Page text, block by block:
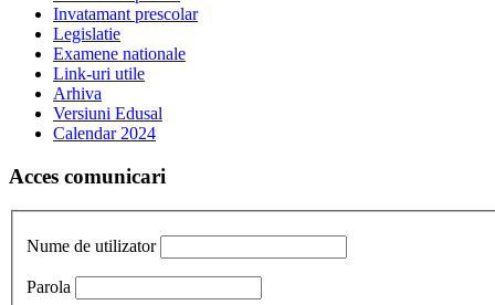
Invatamant prescolar
Legislatie
Examene nationale
Link-uri utile
Arhiva
Versiuni Edusal
Calendar 2024
Acces comunicari
Nume de utilizator
Parola